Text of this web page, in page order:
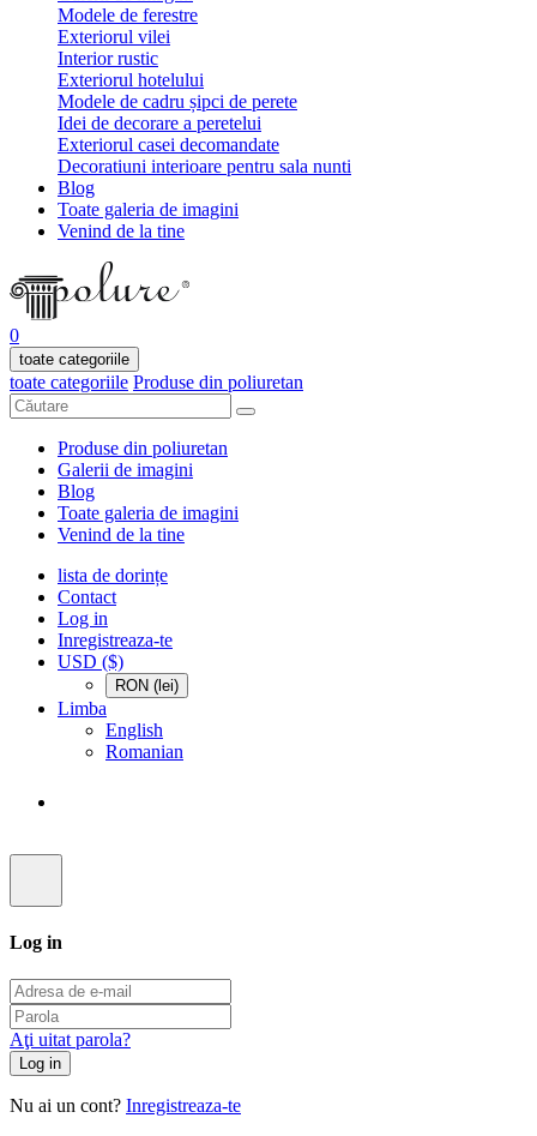
Modele de ferestre
Exteriorul vilei
Interior rustic
Exteriorul hotelului
Modele de cadru șipci de perete
Idei de decorare a peretelui
Exteriorul casei decomandate
Decoratiuni interioare pentru sala nunti
Blog
Toate galeria de imagini
Venind de la tine
0
toate categoriile
toate categoriile Produse din poliuretan
Produse din poliuretan
Galerii de imagini
Blog
Toate galeria de imagini
Venind de la tine
lista de dorințe
Contact
Log in
Inregistreaza-te
USD ($)
RON (lei)
Limba
English
Romanian
Log in
Aţi uitat parola?
Log in
Nu ai un cont? Inregistreaza-te